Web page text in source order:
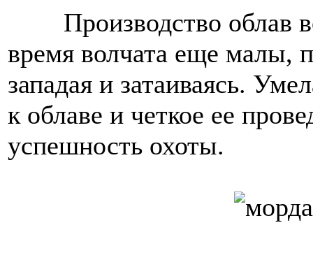
Производство облав
время волчата еще малы,
западая и затаиваясь.
к облаве и четкое ее
успешность охоты.